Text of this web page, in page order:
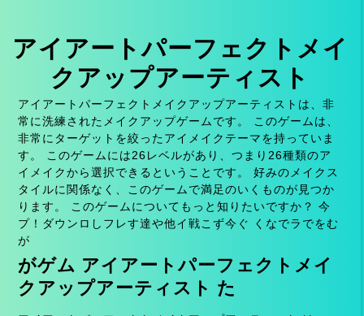
アイアートパーフェクトメイ
クアップアーティスト
アイアートパーフェクトメイクアップアーティストは、非
常に洗練されたメイクアップゲームです。 このゲームは、
非常にターゲットを絞ったアイメイクテーマを持っていま
す。 このゲームには26レベルがあり、つまり26種類のア
イメイクから選択できるということです。 好みのメイクス
タイルに関係なく、このゲームで満足のいくものが見つか
ります。 このゲームについてもっと知りたいですか？ 今
プ！ダウンロしフレす達や他イ戦こず今ぐ くなでラでをむ
が
がゲム アイアートパーフェクトメイ
クアップアーティスト た